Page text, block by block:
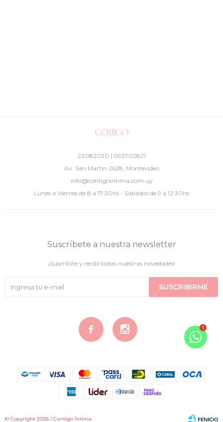
22082030 | 092702821
Av. San Martín 2628, Montevideo
info@contigointima.com.uy
Lunes a Viernes de 8 a 17:30hs - Sábados de 9 a 12:30hs
Suscríbete a nuestra newsletter
¡Suscribite y recibí todas nuestras novedades!
SUSCRIBIRME
 
© Copyright 2026 / Contigo Íntima